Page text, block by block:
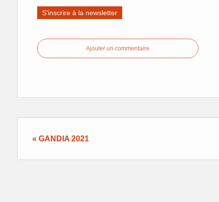
S'inscrire à la newsletter
Ajouter un commentaire
« GANDIA 2021